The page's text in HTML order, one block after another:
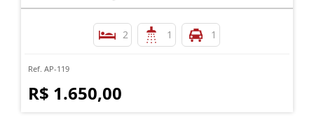
2 1 1
Ref. AP-119
R$ 1.650,00